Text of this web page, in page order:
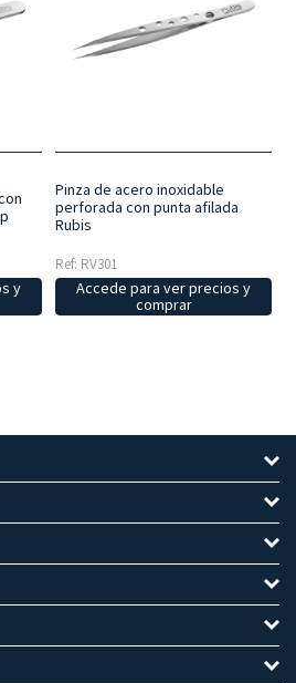
y
Pinza de acero inoxidable
perforada con punta afilada
Rubis
Ref: RV301
Accede para ver precios y
comprar